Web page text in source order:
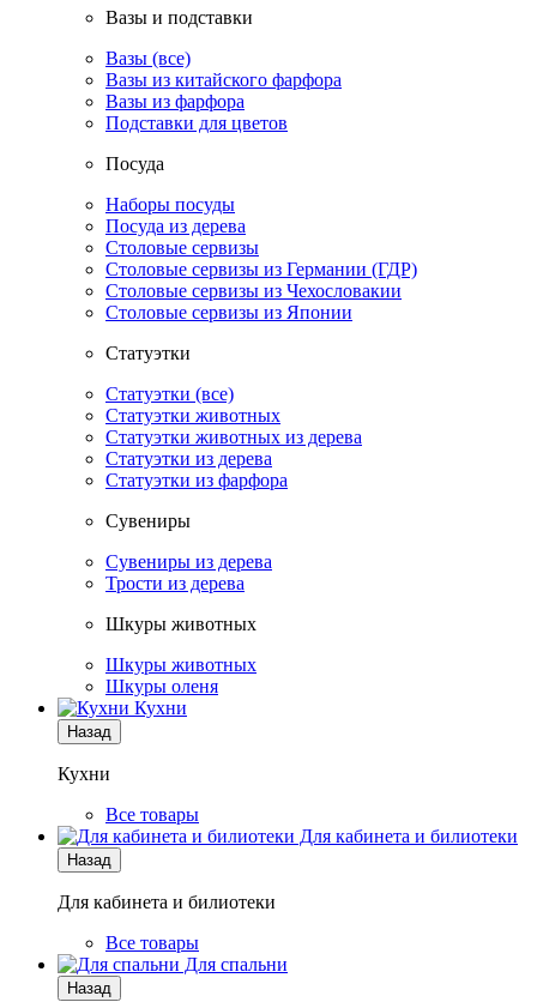
Вазы и подставки
Вазы (все)
Вазы из китайского фарфора
Вазы из фарфора
Подставки для цветов
Посуда
Наборы посуды
Посуда из дерева
Столовые сервизы
Столовые сервизы из Германии (ГДР)
Столовые сервизы из Чехословакии
Столовые сервизы из Японии
Статуэтки
Статуэтки (все)
Статуэтки животных
Статуэтки животных из дерева
Статуэтки из дерева
Статуэтки из фарфора
Сувениры
Сувениры из дерева
Трости из дерева
Шкуры животных
Шкуры животных
Шкуры оленя
Кухни
Назад
Кухни
Все товары
Для кабинета и билиотеки
Назад
Для кабинета и билиотеки
Все товары
Для спальни
Назад